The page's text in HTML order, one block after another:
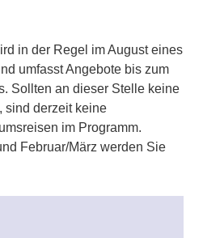
in der Regel im August eines
umfasst Angebote bis zum
Sollten an dieser Stelle keine
sind derzeit keine
im Programm.
Februar/März werden Sie